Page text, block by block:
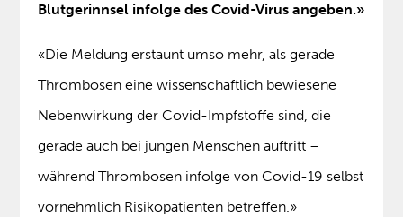
Blutgerinnsel infolge des Covid-Virus angeben.»
«Die Meldung erstaunt umso mehr, als gerade
Thrombosen eine wissenschaftlich bewiesene
Nebenwirkung der Covid-Impfstoffe sind, die
gerade auch bei jungen Menschen auftritt –
während Thrombosen infolge von Covid-19 selbst
vornehmlich Risikopatienten betreffen.»